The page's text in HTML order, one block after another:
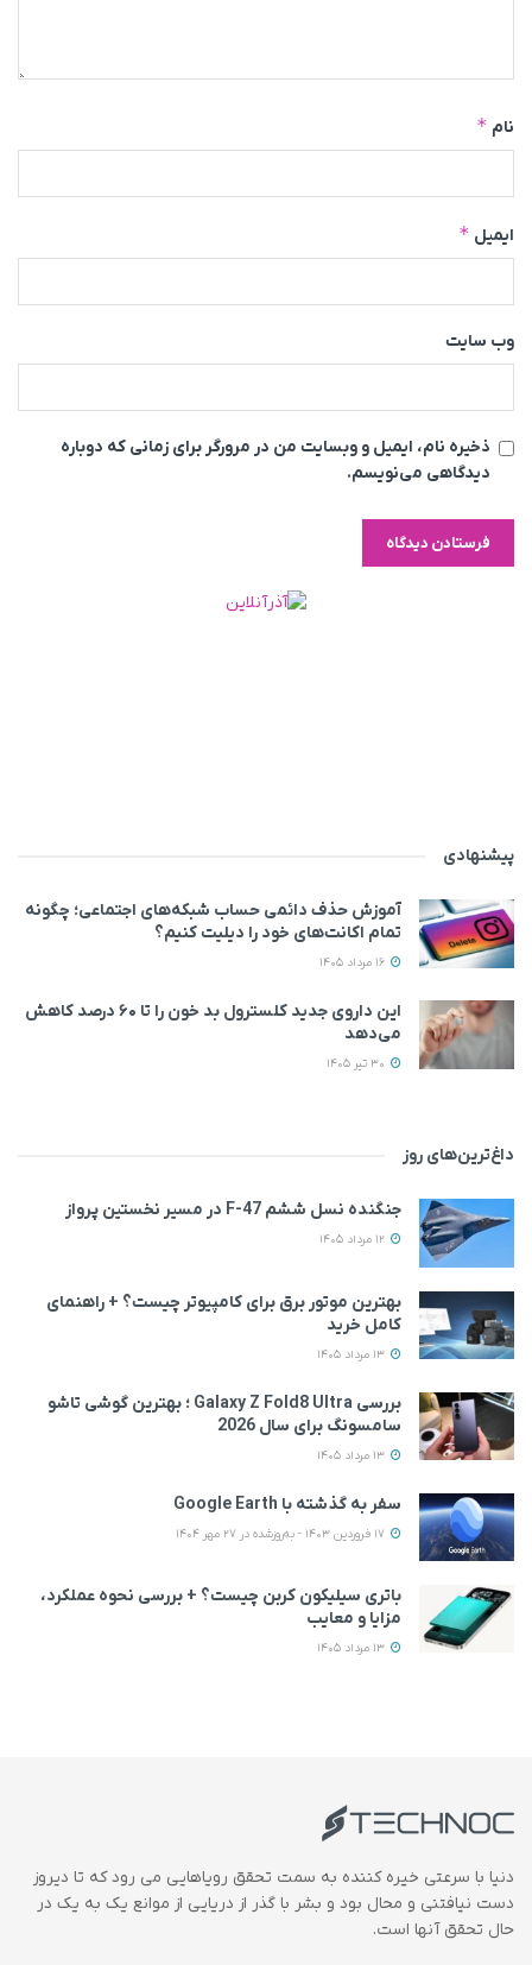
نام *
ایمیل *
وب‌ سایت
ذخیره نام، ایمیل و وبسایت من در مرورگر برای زمانی که دوباره
دیدگاهی می‌نویسم.
پیشنهادی
آموزش حذف دائمی حساب شبکه‌های اجتماعی؛ چگونه
تمام اکانت‌های خود را دیلیت کنیم؟
این داروی جدید کلسترول بد خون را تا ۶۰ درصد کاهش
می‌دهد
داغ‌ترین‌های روز
جنگنده نسل ششم F-47 در مسیر نخستین پرواز
بهترین موتور برق برای کامپیوتر چیست؟ + راهنمای
کامل خرید
بررسی Galaxy Z Fold8 Ultra ؛ بهترین گوشی تاشو
سامسونگ برای سال 2026
سفر به گذشته با Google Earth
باتری سیلیکون کربن چیست؟ + بررسی نحوه عملکرد،
مزایا و معایب
دنیا با سرعتی خیره کننده به سمت تحقق رویاهایی می رود که تا دیروز
دست نیافتنی و محال بود و بشر با گذر از دریایی از موانع یک به یک در
حال تحقق آنها است.